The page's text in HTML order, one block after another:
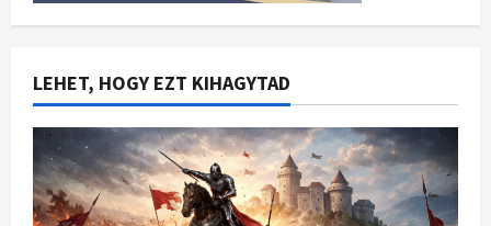
LEHET, HOGY EZT KIHAGYTAD